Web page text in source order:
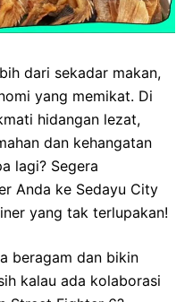
dari sekadar makan,
yang memikat. Di
hidangan lezat,
dan kehangatan
lagi? Segera
Anda ke Sedayu City
yang tak terlupakan!
beragam dan bikin
kalau ada kolaborasi